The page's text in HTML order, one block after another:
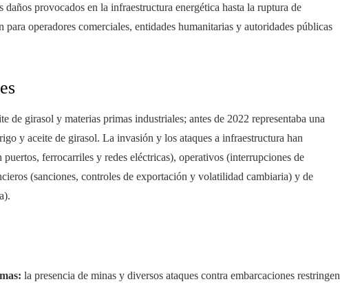
provocados en la infraestructura energética hasta la ruptura de
para operadores comerciales, entidades humanitarias y autoridades públicas
de girasol y materias primas industriales; antes de 2022 representaba una
y aceite de girasol. La invasión y los ataques a infraestructura han
ferrocarriles y redes eléctricas), operativos (interrupciones de
(sanciones, controles de exportación y volatilidad cambiaria) y de
la presencia de minas y diversos ataques contra embarcaciones restringen